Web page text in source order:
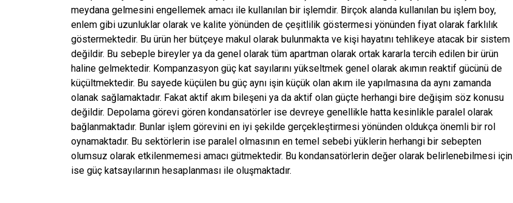
meydana gelmesini engellemek amacı ile kullanılan bir işlemdir. Birçok alanda kullanılan bu işlem boy,
enlem gibi uzunluklar olarak ve kalite yönünden de çeşitlilik göstermesi yönünden fiyat olarak farklılık
göstermektedir. Bu ürün her bütçeye makul olarak bulunmakta ve kişi hayatını tehlikeye atacak bir sistem
değildir. Bu sebeple bireyler ya da genel olarak tüm apartman olarak ortak kararla tercih edilen bir ürün
haline gelmektedir. Kompanzasyon güç kat sayılarını yükseltmek genel olarak akımın reaktif gücünü de
küçültmektedir. Bu sayede küçülen bu güç aynı işin küçük olan akım ile yapılmasına da aynı zamanda
olanak sağlamaktadır. Fakat aktif akım bileşeni ya da aktif olan güçte herhangi bire değişim söz konusu
değildir. Depolama görevi gören kondansatörler ise devreye genellikle hatta kesinlikle paralel olarak
bağlanmaktadır. Bunlar işlem görevini en iyi şekilde gerçekleştirmesi yönünden oldukça önemli bir rol
oynamaktadır. Bu sektörlerin ise paralel olmasının en temel sebebi yüklerin herhangi bir sebepten
olumsuz olarak etkilenmemesi amacı gütmektedir. Bu kondansatörlerin değer olarak belirlenebilmesi için
ise güç katsayılarının hesaplanması ile oluşmaktadır.